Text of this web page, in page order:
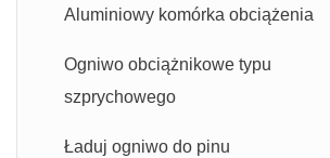
Aluminiowy komórka obciążenia
Ogniwo obciążnikowe typu
szprychowego
Ładuj ogniwo do pinu